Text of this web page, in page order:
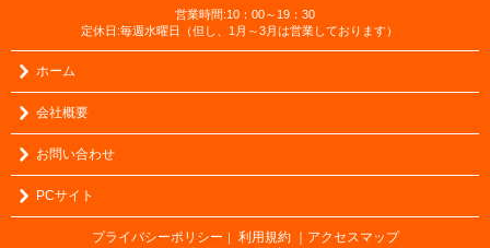
営業時間:10：00～19：30
定休日:毎週水曜日（但し、1月～3月は営業しております）
ホーム
会社概要
お問い合わせ
PCサイト
プライバシーポリシー ｜ 利用規約 ｜アクセスマップ